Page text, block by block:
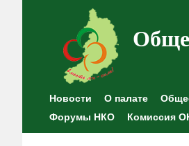
Новости О палате
Форумы НКО
Комиссия